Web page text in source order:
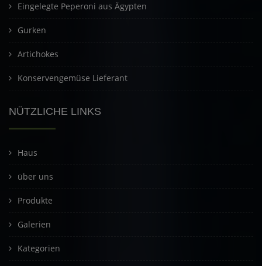
Eingelegte Peperoni aus Ägypten
Gurken
Artichokes
Konservengemüse Lieferant
NÜTZLICHE LINKS
Haus
über uns
Produkte
Galerien
Kategorien